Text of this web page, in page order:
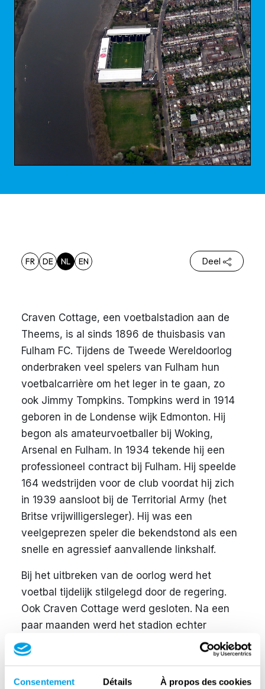
Consentement Détails À propos des cookies
FR DE NL EN Deel
Craven Cottage, een voetbalstadion aan de
Theems, is al sinds 1896 de thuisbasis van
Fulham FC. Tijdens de Tweede Wereldoorlog
onderbraken veel spelers van Fulham hun
voetbalcarrière om het leger in te gaan, zo
ook Jimmy Tompkins. Tompkins werd in 1914
geboren in de Londense wijk Edmonton. Hij
begon als amateurvoetballer bij Woking,
Arsenal en Fulham. In 1934 tekende hij een
professioneel contract bij Fulham. Hij speelde
164 wedstrijden voor de club voordat hij zich
in 1939 aansloot bij de Territorial Army (het
Britse vrijwilligersleger). Hij was een
veelgeprezen speler die bekendstond als een
snelle en agressief aanvallende linkshalf.
Bij het uitbreken van de oorlog werd het
voetbal tijdelijk stilgelegd door de regering.
Ook Craven Cottage werd gesloten. Na een
paar maanden werd het stadion echter
heropend, met een gehalveerde
toeschouwerscapaciteit ten behoeve van de
veiligheid. Het voetbal had moeite om te